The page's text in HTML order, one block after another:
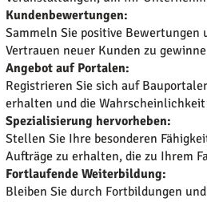
Kundenbewertungen:
Sammeln Sie positive Bewertungen
Vertrauen neuer Kunden zu
Angebot auf Portalen:
Registrieren Sie sich auf
erhalten und die
Spezialisierung hervorheben:
Stellen Sie Ihre besonderen
Aufträge zu erhalten, die zu Ihrem
Fortlaufende Weiterbildung:
Bleiben Sie durch Fortbildungen